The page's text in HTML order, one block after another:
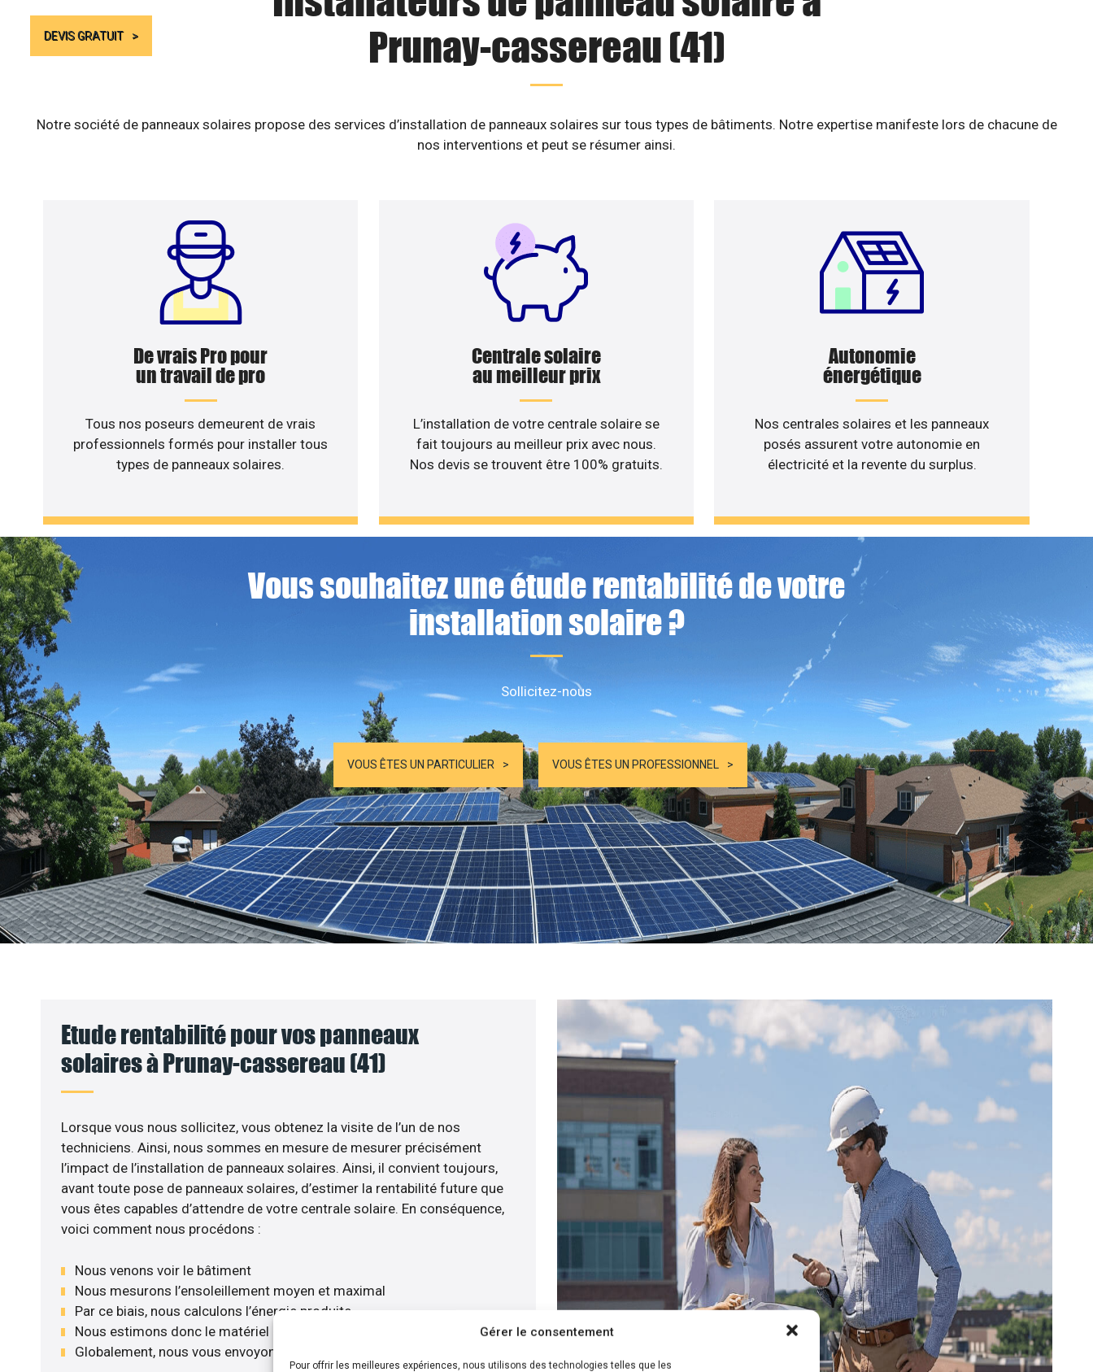
Gérer le consentement
Pour offrir les meilleures expériences, nous utilisons des technologies telles que les
DEVIS GRATUIT
Prunay-cassereau (41)
Notre société de panneaux solaires propose des services d’installation de panneaux solaires sur tous types de bâtiments. Notre expertise manifeste lors de chacune de
nos interventions et peut se résumer ainsi.
De vrais Pro pour
un travail de pro
Tous nos poseurs demeurent de vrais
professionnels formés pour installer tous
types de panneaux solaires.
Centrale solaire
au meilleur prix
L’installation de votre centrale solaire se
fait toujours au meilleur prix avec nous.
Nos devis se trouvent être 100% gratuits.
Autonomie
énergétique
Nos centrales solaires et les panneaux
posés assurent votre autonomie en
électricité et la revente du surplus.
Vous souhaitez une étude rentabilité de votre
installation solaire ?
Sollicitez-nous
VOUS ÊTES UN PARTICULIER VOUS ÊTES UN PROFESSIONNEL
Etude rentabilité pour vos panneaux
solaires à Prunay-cassereau (41)
Lorsque vous nous sollicitez, vous obtenez la visite de l’un de nos
techniciens. Ainsi, nous sommes en mesure de mesurer précisément
l’impact de l’installation de panneaux solaires. Ainsi, il convient toujours,
avant toute pose de panneaux solaires, d’estimer la rentabilité future que
vous êtes capables d’attendre de votre centrale solaire. En conséquence,
voici comment nous procédons :
Nous venons voir le bâtiment
Nous mesurons l’ensoleillement moyen et maximal
Par ce biais, nous calculons l’énergie produite
Nous estimons donc le matériel le plus adéquat
Globalement, nous vous envoyons notre devis gratuitement